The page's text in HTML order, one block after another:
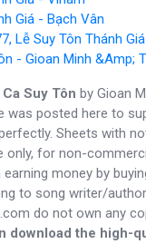
Giá - Bạch Vân
Lễ Suy Tôn Thánh
- Gioan Minh &Amp;
Ca Suy Tôn by Gioan
was posted here to
Sheets with
only, for non-
money by
to song writer/
do not own any
download the high-